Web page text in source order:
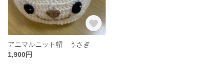
アニマルニット帽 うさぎ
1,900円